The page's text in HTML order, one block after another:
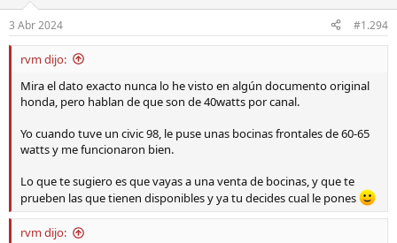
3 Abr 2024 #1.294
rvm dijo:
Mira el dato exacto nunca lo he visto en algún documento original
honda, pero hablan de que son de 40watts por canal.
Yo cuando tuve un civic 98, le puse unas bocinas frontales de 60-65
watts y me funcionaron bien.
Lo que te sugiero es que vayas a una venta de bocinas, y que te
prueben las que tienen disponibles y ya tu decides cual le pones
rvm dijo: